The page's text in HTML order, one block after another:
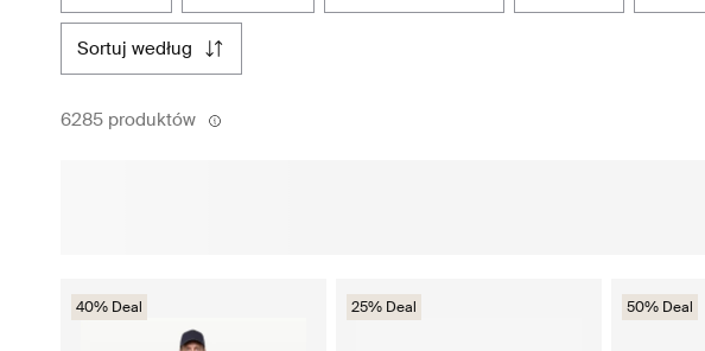
sortuj według
6285 produktów
40% Deal 25% Deal 50% Deal